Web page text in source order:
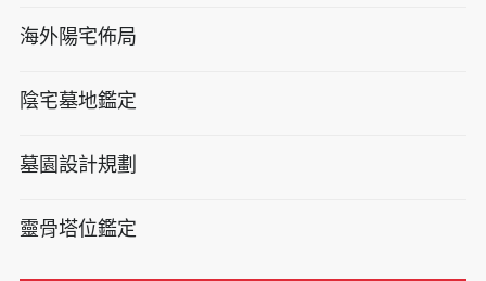
海外陽宅佈局
陰宅墓地鑑定
墓園設計規劃
靈骨塔位鑑定